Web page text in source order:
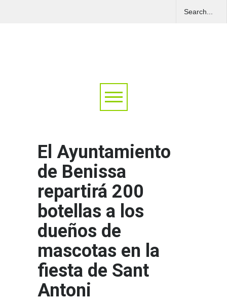
El Ayuntamiento
de Benissa
repartirá 200
botellas a los
dueños de
mascotas en la
fiesta de Sant
Antoni